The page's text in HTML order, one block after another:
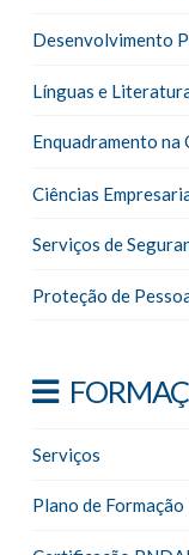
Desenvolvimento
Línguas e
Enquadramento na
Ciências
Serviços de
Proteção de
Serviços
Plano de Formação